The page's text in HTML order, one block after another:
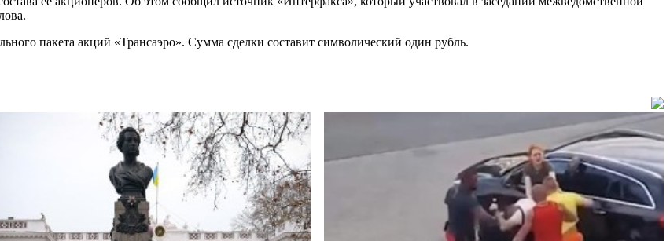
пакета акций «Трансаэро». Сумма сделки составит символический один рубль.